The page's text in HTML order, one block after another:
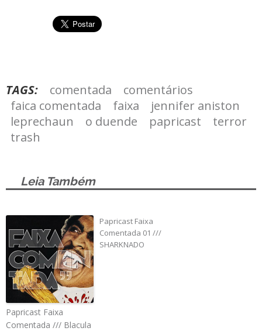
TAGS: comentada
comentários
faica comentada
faixa
jennifer aniston
leprechaun
o duende papricast
terror
trash
Leia Também
Papricast Faixa
Comentada /// Blacula
Papricast Faixa
Comentada 01 ///
SHARKNADO